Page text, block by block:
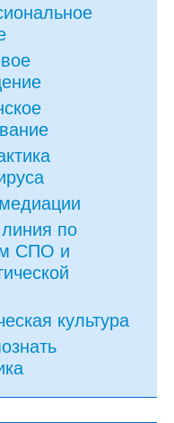
по
СПО и
культура